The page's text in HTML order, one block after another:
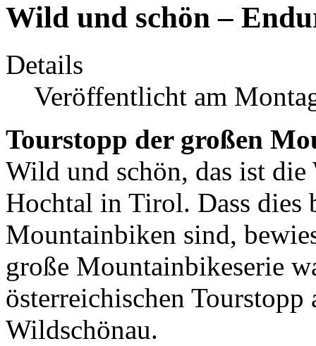
Wild und schön –
Details
Veröffentlicht am
Tourstopp der großen
Wild und schön, das ist die
Hochtal in Tirol. Dass dies
Mountainbiken sind,
große Mountainbikeserie
österreichischen
Wildschönau.